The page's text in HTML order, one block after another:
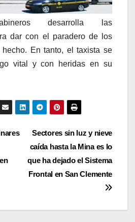
desarrolla las
dar con el paradero de los
En tanto, el taxista se
vital y con heridas en su
Sectores sin luz y nieve
caída hasta la Mina es lo
que ha dejado el Sistema
Frontal en San Clemente